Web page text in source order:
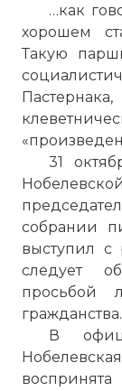
…как
хорошем
Такую
31
собрании
выступил с
следует
просьбой
гражданства.
В